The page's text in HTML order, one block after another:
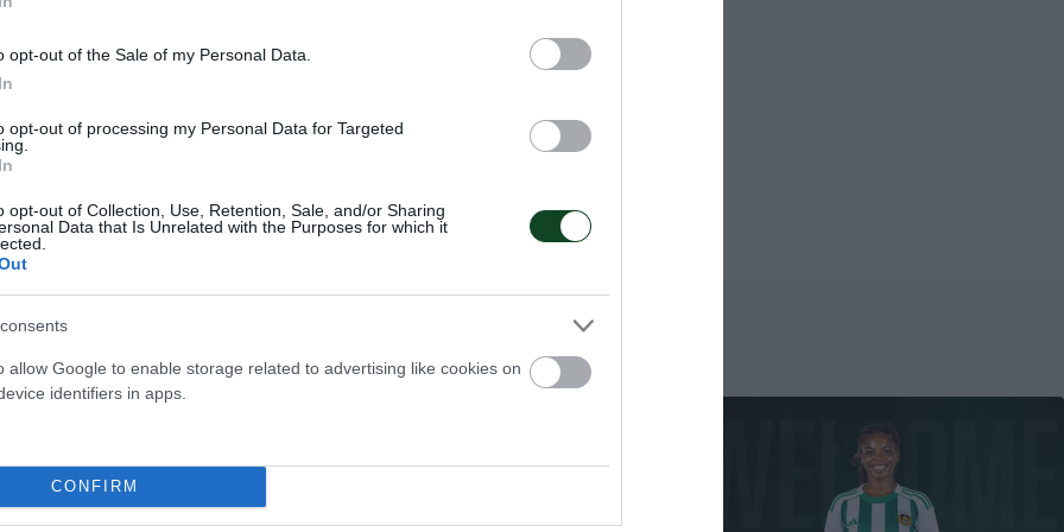
opt-out of the Sale of my Personal Data.
opt-out of processing my Personal Data for Targeted
opt-out of Collection, Use, Retention, Sale, and/or Sharing
Data that Is Unrelated with the Purposes for which it
allow Google to enable storage related to advertising like cookies on
identifiers in apps.
CONFIRM
δύο χρόνια). Ήταν ένα ανεξάρτητο σωματείο
από την διάσημη γειτονική Πράσινη Θύελλα Κουκακίου και
με 3-1.